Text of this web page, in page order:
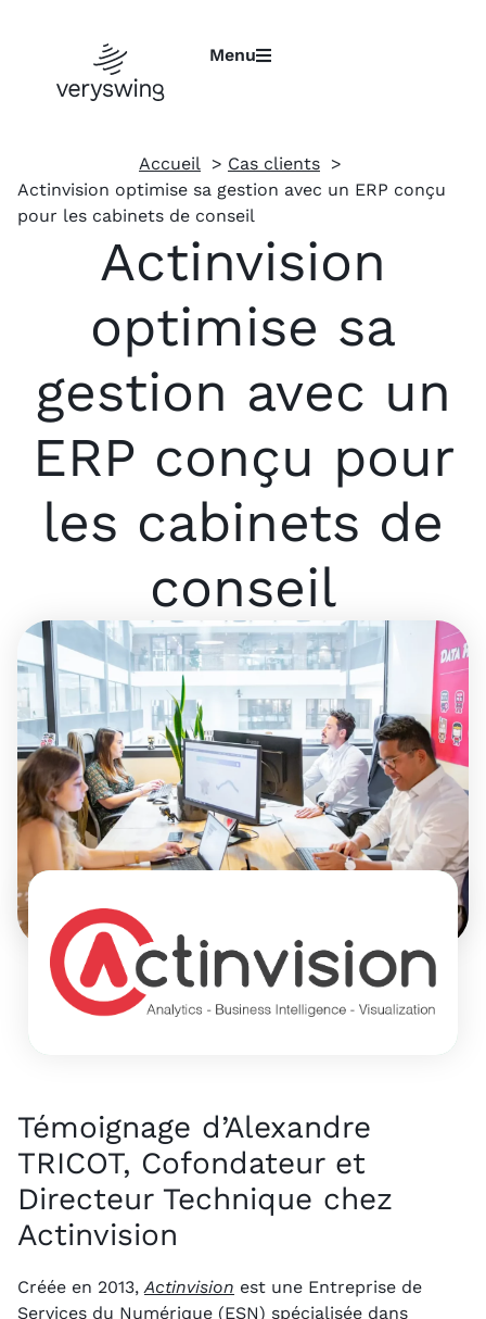
Menu
Accueil
Cas clients
Actinvision optimise sa gestion avec un ERP conçu
pour les cabinets de conseil
Actinvision
optimise sa
gestion avec un
ERP conçu pour
les cabinets de
conseil
Témoignage d’Alexandre
TRICOT, Cofondateur et
Directeur Technique chez
Actinvision
Créée en 2013,Actinvision est une Entreprise de
Services du Numérique (ESN) spécialisée dans